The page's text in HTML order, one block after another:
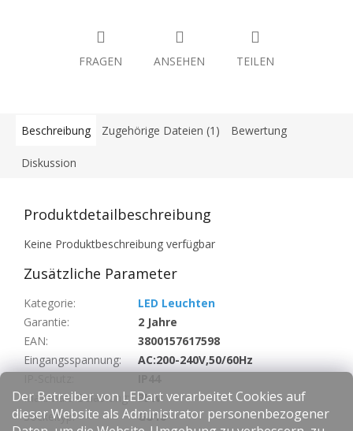
Der Betreiber von LEDart verarbeitet Cookies auf
dieser Website als Administrator personenbezogener
FRAGEN ANSEHEN TEILEN
Beschreibung Zugehörige Dateien (1) Bewertung
Diskussion
Produktdetailbeschreibung
Keine Produktbeschreibung verfügbar
Zusätzliche Parameter
Kategorie:
LED Leuchten
Garantie:
2 Jahre
EAN:
3800157617598
Eingangsspannung:
AC:200-240V,50/60Hz
Maximale Belastung:
35W
Sockeltyp:
GU10